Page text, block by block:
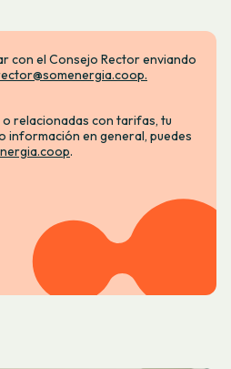
con el Consejo Rector enviando
relacionadas con tarifas, tu
información en general, puedes
.